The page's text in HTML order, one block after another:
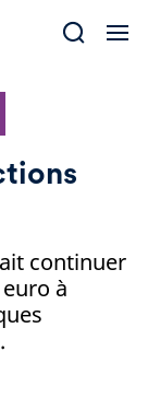
continuer
à